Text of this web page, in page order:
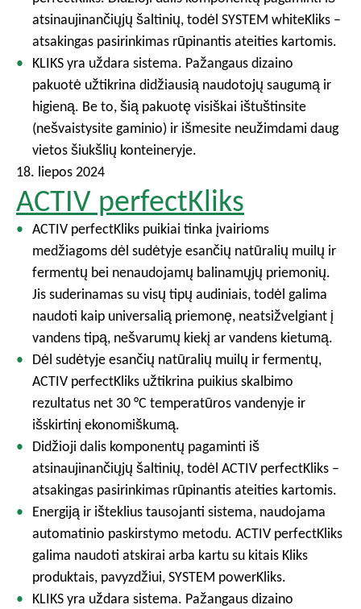
atsinaujinančiųjų šaltinių, todėl SYSTEM whiteKliks –
atsakingas pasirinkimas rūpinantis ateities kartomis.
KLIKS yra uždara sistema. Pažangaus dizaino
pakuotė užtikrina didžiausią naudotojų saugumą ir
higieną. Be to, šią pakuotę visiškai ištuštinsite
(nešvaistysite gaminio) ir išmesite neužimdami daug
vietos šiukšlių konteineryje.
18. liepos 2024
ACTIV perfectKliks
ACTIV perfectKliks puikiai tinka įvairioms
medžiagoms dėl sudėtyje esančių natūralių muilų ir
fermentų bei nenaudojamų balinamųjų priemonių.
Jis suderinamas su visų tipų audiniais, todėl galima
naudoti kaip universalią priemonę, neatsižvelgiant į
vandens tipą, nešvarumų kiekį ar vandens kietumą.
Dėl sudėtyje esančių natūralių muilų ir fermentų,
ACTIV perfectKliks užtikrina puikius skalbimo
rezultatus net 30 °C temperatūros vandenyje ir
išskirtinį ekonomiškumą.
Didžioji dalis komponentų pagaminti iš
atsinaujinančiųjų šaltinių, todėl ACTIV perfectKliks –
atsakingas pasirinkimas rūpinantis ateities kartomis.
Energiją ir išteklius tausojanti sistema, naudojama
automatinio paskirstymo metodu. ACTIV perfectKliks
galima naudoti atskirai arba kartu su kitais Kliks
produktais, pavyzdžiui, SYSTEM powerKliks.
KLIKS yra uždara sistema. Pažangaus dizaino